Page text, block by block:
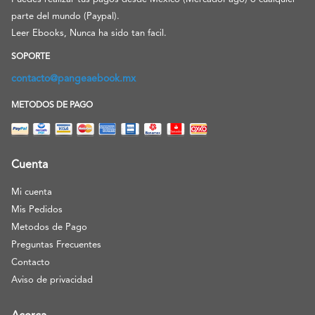
parte del mundo (Paypal).
Leer Ebooks, Nunca ha sido tan facil.
SOPORTE
contacto@pangeaebook.mx
METODOS DE PAGO
Cuenta
Mi cuenta
Mis Pedidos
Metodos de Pago
Preguntas Frecuentes
Contacto
Aviso de privacidad